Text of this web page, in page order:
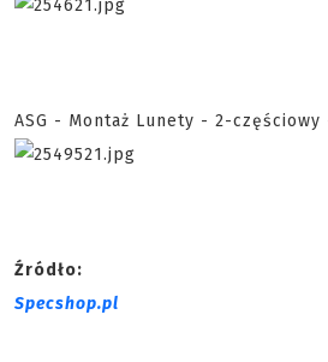
ASG - Montaż Lunety - 2-
Źródło:
Specshop.pl